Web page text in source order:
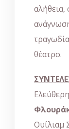
αλήθεια,
θέατρο.
Ουίλιαμ